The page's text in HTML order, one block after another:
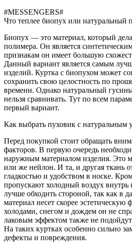
#MESSENGERS#
Что теплее биопух или натуральный
Биопух — это материал, который
полимера. Он является
признакам он имеет большую
Данный вариант является самым
изделий. Куртка с биопухом может
сохранить свою целостность по
времени. Однако натуральный
нельзя сравнивать. Тут по всем
первый вариант.
Как выбрать пуховик с натуральным
Перед покупкой стоит обращать
факторов. В первую очередь
наружным материалом изделия. Это
или же нейлон. И та, и другая ткань
гладкостью и удобством в носке.
пропускают холодный воздух
лучше обходить стороной, так как в
материал несет скорее
холодами, снегом и дождем он не
лаковым эффектом также не
На таких куртках особенно сильно
дефекты и повреждения.